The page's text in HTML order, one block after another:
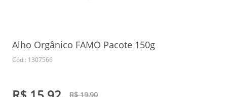
Alho Orgânico FAMO Pacote 150g
Cód.: 1307566
R$ 19,90